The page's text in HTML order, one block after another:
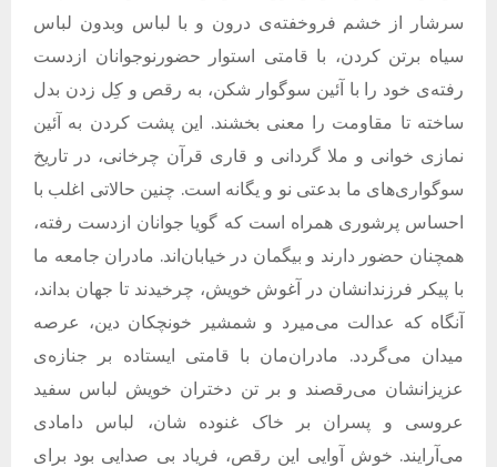
سرشار از خشم فروخفته‌ی درون و با لباس وبدون لباس
سیاه برتن کردن، با قامتی استوار حضورنوجوانان ازدست
رفته‌ی خود را با آئین سوگوار شکن، به رقص و کِل زدن بدل
ساخته تا مقاومت را معنی بخشند. این پشت کردن به آئین
نمازی خوانی و ملا گردانی و قاری قرآن چرخانی، در تاریخ
سوگواری‌های ما بدعتی نو و یگانه است. چنین حالاتی اغلب با
احساس پرشوری همراه است که گویا جوانان ازدست رفته،
همچنان حضور دارند و بیگمان در خیابان‌اند. مادران جامعه ما
با پیکر فرزندانشان در آغوش خویش، چرخیدند تا جهان بداند،
آنگاه که عدالت می‌میرد و شمشیر خونچکان دین، عرصه
میدان می‌گردد. مادران‌مان با قامتی ایستاده بر جنازه‌ی
عزیزانشان می‌رقصند و بر تن دختران خویش لباس سفید
عروسی و پسران بر خاک غنوده شان، لباس دامادی
می‌آرایند. خوش آوایی این رقص، فریاد بی صدایی بود برای